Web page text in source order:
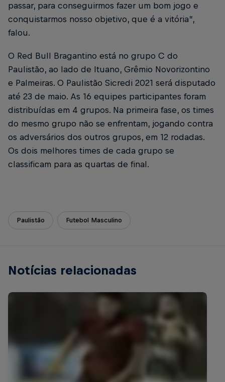
passar, para conseguirmos fazer um bom jogo e
conquistarmos nosso objetivo, que é a vitória”,
falou.
O Red Bull Bragantino está no grupo C do
Paulistão, ao lado de Ituano, Grêmio Novorizontino
e Palmeiras. O Paulistão Sicredi 2021 será disputado
até 23 de maio. As 16 equipes participantes foram
distribuídas em 4 grupos. Na primeira fase, os times
do mesmo grupo não se enfrentam, jogando contra
os adversários dos outros grupos, em 12 rodadas.
Os dois melhores times de cada grupo se
classificam para as quartas de final.
Paulistão Futebol Masculino
Notícias relacionadas